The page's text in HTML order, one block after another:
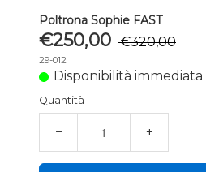
Poltrona Sophie FAST
€250,00 €320,00
29-012
Disponibilità immediata
Quantità
− +